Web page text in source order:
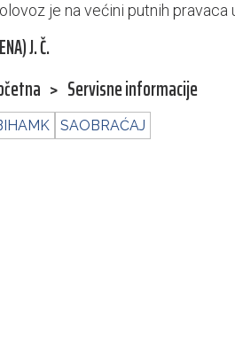
je na većini putnih pravaca
J. Č.
> Servisne informacije
SAOBRAĆAJ